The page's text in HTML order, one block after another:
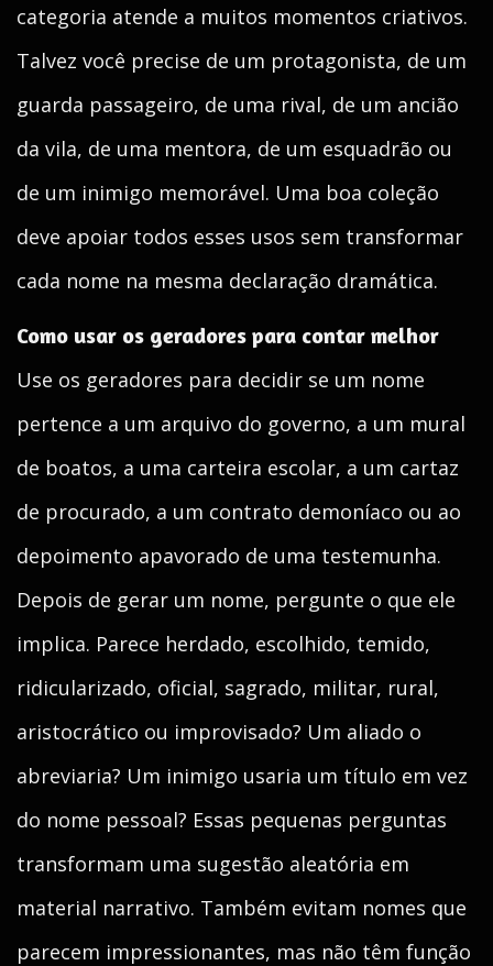
categoria atende a muitos momentos criativos.
Talvez você precise de um protagonista, de um
guarda passageiro, de uma rival, de um ancião
da vila, de uma mentora, de um esquadrão ou
de um inimigo memorável. Uma boa coleção
deve apoiar todos esses usos sem transformar
cada nome na mesma declaração dramática.
Como usar os geradores para contar melhor
Use os geradores para decidir se um nome
pertence a um arquivo do governo, a um mural
de boatos, a uma carteira escolar, a um cartaz
de procurado, a um contrato demoníaco ou ao
depoimento apavorado de uma testemunha.
Depois de gerar um nome, pergunte o que ele
implica. Parece herdado, escolhido, temido,
ridicularizado, oficial, sagrado, militar, rural,
aristocrático ou improvisado? Um aliado o
abreviaria? Um inimigo usaria um título em vez
do nome pessoal? Essas pequenas perguntas
transformam uma sugestão aleatória em
material narrativo. Também evitam nomes que
parecem impressionantes, mas não têm função